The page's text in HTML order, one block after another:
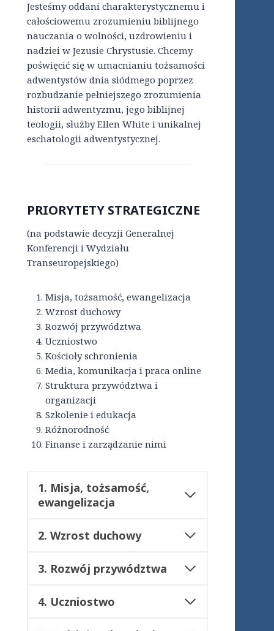
Jesteśmy oddani charakterystycznemu i
całościowemu zrozumieniu biblijnego
nauczania o wolności, uzdrowieniu i
nadziei w Jezusie Chrystusie. Chcemy
poświęcić się w umacnianiu tożsamości
adwentystów dnia siódmego poprzez
rozbudzanie pełniejszego zrozumienia
historii adwentyzmu, jego biblijnej
teologii, służby Ellen White i unikalnej
eschatologii adwentystycznej.
PRIORYTETY STRATEGICZNE
(na podstawie decyzji Generalnej
Konferencji i Wydziału
Transeuropejskiego)
Misja, tożsamość, ewangelizacja
Wzrost duchowy
Rozwój przywództwa
Uczniostwo
Kościoły schronienia
Media, komunikacja i praca online
Struktura przywództwa i
organizacji
Szkolenie i edukacja
Różnorodność
Finanse i zarządzanie nimi
1. Misja, tożsamość,
ewangelizacja
2. Wzrost duchowy
3. Rozwój przywództwa
4. Uczniostwo